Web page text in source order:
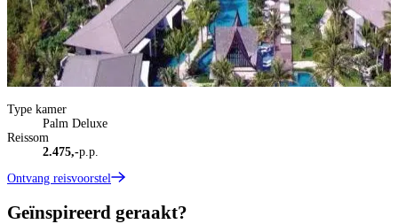
Type kamer
Palm Deluxe
Reissom
2.475,-p.p.
Ontvang reisvoorstel
Geïnspireerd geraakt?